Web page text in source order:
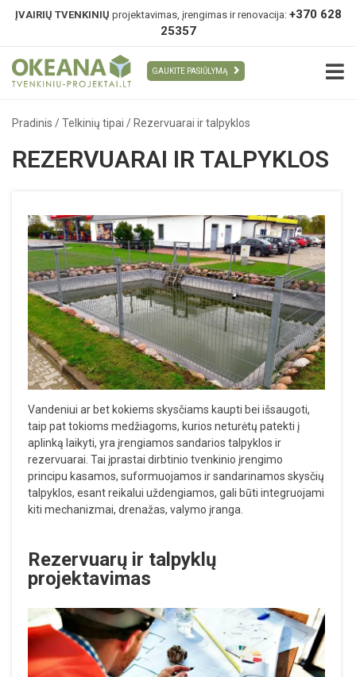
ĮVAIRIŲ TVENKINIŲ projektavimas, įrengimas ir renovacija: +370 628
25357
GAUKITE PASIŪLYMĄ
Pradinis /Telkinių tipai / Rezervuarai ir talpyklos
REZERVUARAI IR TALPYKLOS
Vandeniui ar bet kokiems skysčiams kaupti bei išsaugoti,
taip pat tokioms medžiagoms, kurios neturėtų patekti į
aplinką laikyti, yra įrengiamos sandarios talpyklos ir
rezervuarai. Tai įprastai dirbtinio tvenkinio įrengimo
principu kasamos, suformuojamos ir sandarinamos skysčių
talpyklos, esant reikalui uždengiamos, gali būti integruojami
kiti mechanizmai, drenažas, valymo įranga.
Rezervuarų ir talpyklų
projektavimas